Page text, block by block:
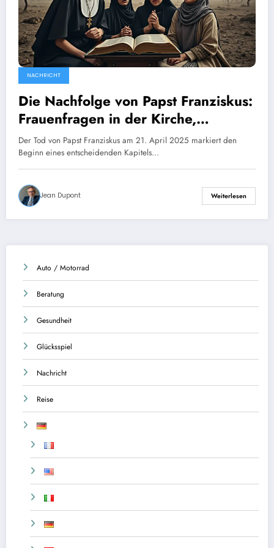
NACHRICHT
Die Nachfolge von Papst Franziskus:
Frauenfragen in der Kirche,
Konflikte in der Ukraine und im
Gazastreifen – welche
Herausforderungen erwarten den
künftigen Papst?
Der Tod von Papst Franziskus am 21. April 2025 markiert den
Beginn eines entscheidenden Kapitels…
Jean Dupont Weiterlesen
Auto / Motorrad
Beratung
Gesundheit
Glücksspiel
Nachricht
Reise